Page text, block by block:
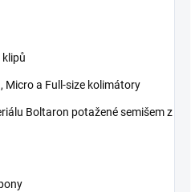
Micro a Full-size kolimátory
Boltaron potažené semišem z